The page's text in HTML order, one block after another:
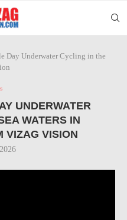
Day Underwater Cycling in the
UNDERWATER
WATERS IN
VIZAG VISION